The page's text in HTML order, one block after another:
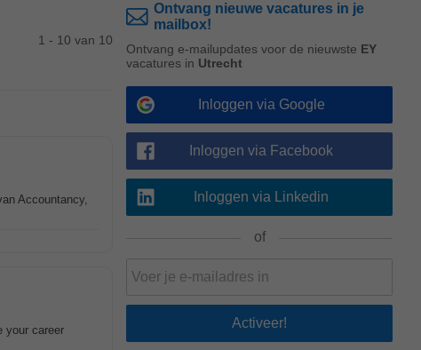
1 - 10 van 10
Accountancy,
your career
Ontvang nieuwe vacatures in je
mailbox!
Ontvang e-mailupdates voor de nieuwste EY
vacatures in Utrecht
Inloggen via Google
Inloggen via Facebook
Inloggen via Linkedin
of